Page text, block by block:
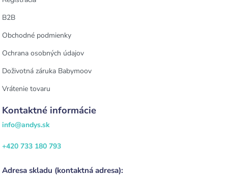
B2B
Obchodné podmienky
Ochrana osobných údajov
Doživotná záruka Babymoov
Vrátenie tovaru
Kontaktné informácie
info@andys.sk
+420 733 180 793
Adresa skladu (kontaktná adresa):